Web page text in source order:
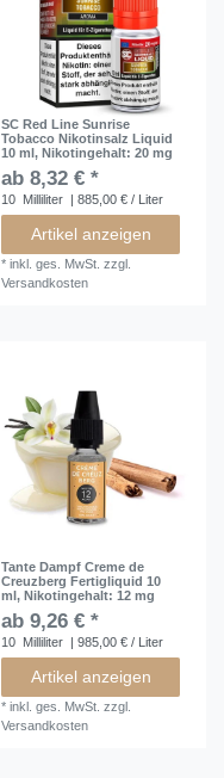
SC Red Line Sunrise
Tobacco Nikotinsalz Liquid
10 ml, Nikotingehalt: 20 mg
ab 8,32 € *
10 Milliliter | 885,00 € / Liter
Artikel anzeigen
*inkl. ges. MwSt. zzgl.
Versandkosten
Tante Dampf Creme de
Creuzberg Fertigliquid 10
ml, Nikotingehalt: 12 mg
ab 9,26 € *
10 Milliliter | 985,00 € / Liter
Artikel anzeigen
*inkl. ges. MwSt. zzgl.
Versandkosten